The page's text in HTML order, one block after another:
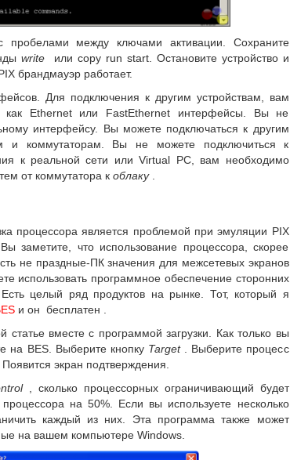
пробелами между ключами активации. Сохраните
writeили copy run start. Остановите устройство и
брандмауэр работает.
Для подключения к другим устройствам, вам
как Ethernet или FastEthernet интерфейсы. Вы не
интерфейсу. Вы можете подключаться к другим
и коммутаторам. Вы не можете подключиться к
к реальной сети или Virtual PC, вам необходимо
от коммутатора к облаку.
процессора является проблемой при эмуляции PIX
заметите, что использование процессора, скорее
не праздные-ПК значения для межсетевых экранов
использовать программное обеспечение сторонних
целый ряд продуктов на рынке. Тот, который я
и он бесплатен .
статье вместе с программой загрузки. Как только вы
на BES. Выберите кнопку Target. Выберите процесс
. Появится экран подтверждения.
, сколько процессорных ограничивающий будет
процессора на 50%. Если вы используете несколько
каждый из них. Эта программа также может
на вашем компьютере Windows.